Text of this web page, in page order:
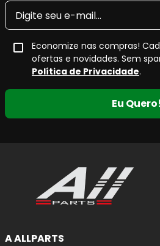
Economize nas compras!
ofertas e novidades. Sem
Política de Privacidade.
Eu Quero!
A ALLPARTS